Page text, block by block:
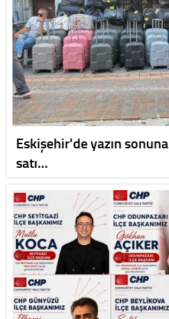
Eskişehir'de yazın
satı…